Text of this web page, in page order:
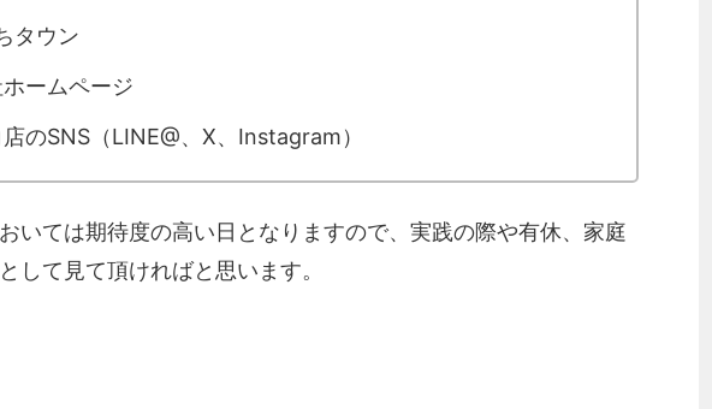
タウン
ホームページ
店のSNS（LINE@、X、Instagram）
いては期待度の高い日となりますので、実践の際や有休、家庭
して見て頂ければと思います。